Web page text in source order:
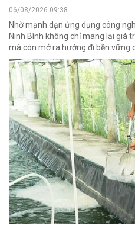
06/08/2026 09:38
Nhờ mạnh dạn ứng dụng công
Ninh Bình không chỉ mang lại giá
mà còn mở ra hướng đi bền vững